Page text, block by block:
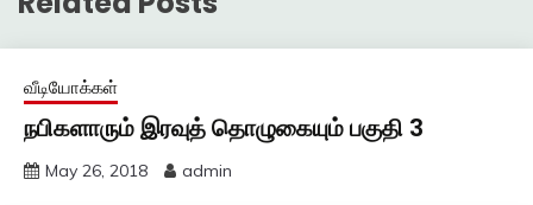
வீடியோக்கள்
நபிகளாரும் இரவுத் தொழுகையும் பகுதி 3
May 26, 2018 admin